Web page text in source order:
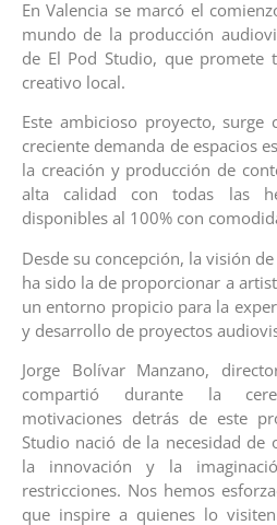
En Valencia se marcó el
mundo de la producción
de El Pod Studio, que promete
creativo local.
Este ambicioso proyecto, surge
creciente demanda de espacios
la creación y producción de
alta calidad con todas las
disponibles al 100% con
Desde su concepción, la visión
ha sido la de proporcionar a
un entorno propicio para la
y desarrollo de proyectos
Jorge Bolívar Manzano,
compartió durante la
motivaciones detrás de este
Studio nació de la necesidad de
la innovación y la
restricciones. Nos hemos
que inspire a quienes lo